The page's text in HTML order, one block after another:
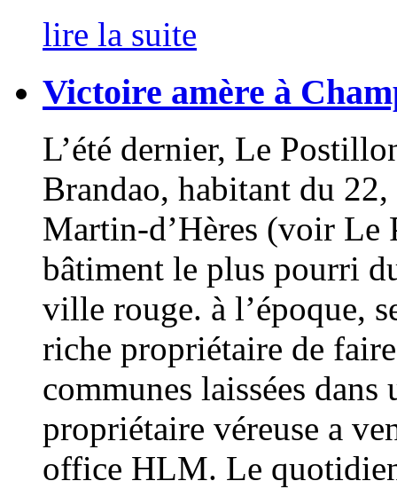
lire la suite
Victoire amère à
L’été dernier, Le
Brandao, habitant du
Martin-d’Hères (voir
bâtiment le plus pourri
ville rouge. à l’époque,
riche propriétaire de
communes laissées
propriétaire véreuse a
office HLM. Le